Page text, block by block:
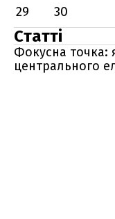
29
30
Статті
Фокусна точка:
центрального